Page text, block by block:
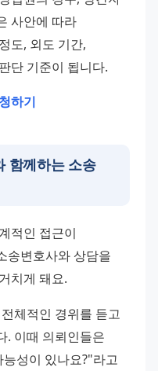
사안에 따라
도, 외도 기간,
단 기준이 됩니다.
하기
함께하는 소송
적인 접근이
송변호사와 상담을
치게 돼요.
체적인 경위를 듣고
. 이때 의뢰인들은
성이 있나요?"라고